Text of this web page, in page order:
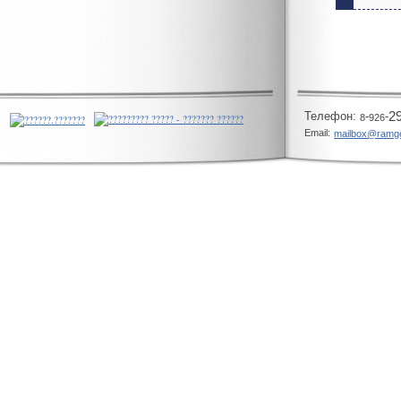
Телeфон: 8-926-
Email: